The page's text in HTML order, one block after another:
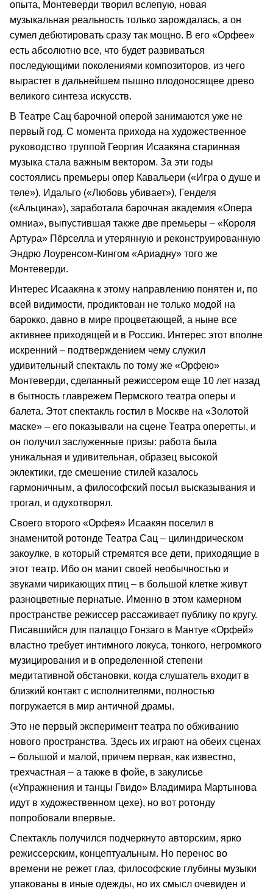
опыта, Монтеверди творил вслепую, новая
музыкальная реальность только зарождалась, а он
сумел дебютировать сразу так мощно. В его «Орфее»
есть абсолютно все, что будет развиваться
последующими поколениями композиторов, из чего
вырастет в дальнейшем пышно плодоносящее древо
великого синтеза искусств.
В Театре Сац барочной оперой занимаются уже не
первый год. С момента прихода на художественное
руководство труппой Георгия Исаакяна старинная
музыка стала важным вектором. За эти годы
состоялись премьеры опер Кавальери («Игра о душе и
теле»), Идальго («Любовь убивает»), Генделя
(«Альцина»), заработала барочная академия «Опера
омниа», выпустившая также две премьеры – «Короля
Артура» Пёрселла и утерянную и реконструированную
Эндрю Лоуренсом-Кингом «Ариадну» того же
Монтеверди.
Интерес Исаакяна к этому направлению понятен и, по
всей видимости, продиктован не только модой на
барокко, давно в мире процветающей, а ныне все
активнее приходящей и в Россию. Интерес этот вполне
искренний – подтверждением чему служил
удивительный спектакль по тому же «Орфею»
Монтеверди, сделанный режиссером еще 10 лет назад
в бытность главрежем Пермского театра оперы и
балета. Этот спектакль гостил в Москве на «Золотой
маске» – его показывали на сцене Театра оперетты, и
он получил заслуженные призы: работа была
уникальная и удивительная, образец высокой
эклектики, где смешение стилей казалось
гармоничным, а философский посыл высказывания и
трогал, и одухотворял.
Своего второго «Орфея» Исаакян поселил в
знаменитой ротонде Театра Сац – цилиндрическом
закоулке, в который стремятся все дети, приходящие в
этот театр. Ибо он манит своей необычностью и
звуками чирикающих птиц – в большой клетке живут
разноцветные пернатые. Именно в этом камерном
пространстве режиссер рассаживает публику по кругу.
Писавшийся для палаццо Гонзаго в Мантуе «Орфей»
властно требует интимного локуса, тонкого, негромкого
музицирования и в определенной степени
медитативной обстановки, когда слушатель входит в
близкий контакт с исполнителями, полностью
погружается в мир античной драмы.
Это не первый эксперимент театра по обживанию
нового пространства. Здесь их играют на обеих сценах
– большой и малой, причем первая, как известно,
трехчастная – а также в фойе, в закулисье
(«Упражнения и танцы Гвидо» Владимира Мартынова
идут в художественном цехе), но вот ротонду
попробовали впервые.
Спектакль получился подчеркнуто авторским, ярко
режиссерским, концептуальным. Но перенос во
времени не режет глаз, философские глубины музыки
упакованы в иные одежды, но их смысл очевиден и